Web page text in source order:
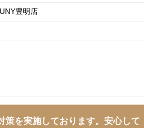
豊明店
策を実施しております。 安心して